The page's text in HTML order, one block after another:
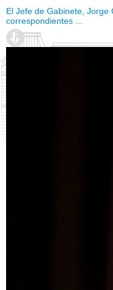
El Jefe de Gabinete,
correspondientes ...